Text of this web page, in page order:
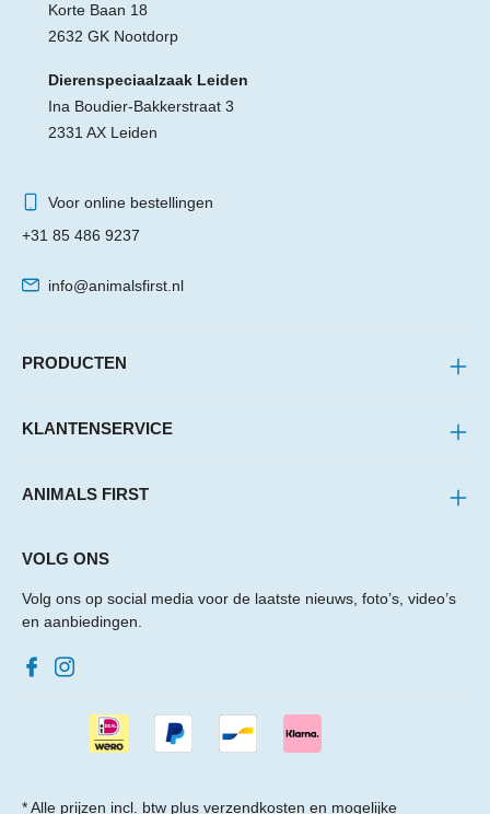
Korte Baan 18
2632 GK Nootdorp
Dierenspeciaalzaak Leiden
Ina Boudier-Bakkerstraat 3
2331 AX Leiden
Voor online bestellingen
+31 85 486 9237
info@animalsfirst.nl
PRODUCTEN
KLANTENSERVICE
ANIMALS FIRST
VOLG ONS
Volg ons op social media voor de laatste nieuws, foto’s, video’s
en aanbiedingen.
* Alle prijzen incl. btw plus verzendkosten en mogelijke